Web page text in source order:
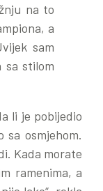
na to
a
sam
sa stilom
li je pobijedio
sa osmjehom.
Kada morate
ramenima, a